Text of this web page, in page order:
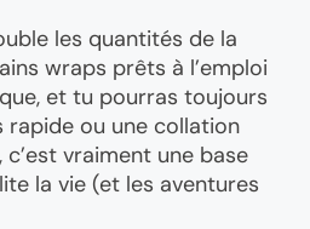
les quantités de la
wraps prêts à l’emploi
et tu pourras toujours
rapide ou une collation
vraiment une base
la vie (et les aventures